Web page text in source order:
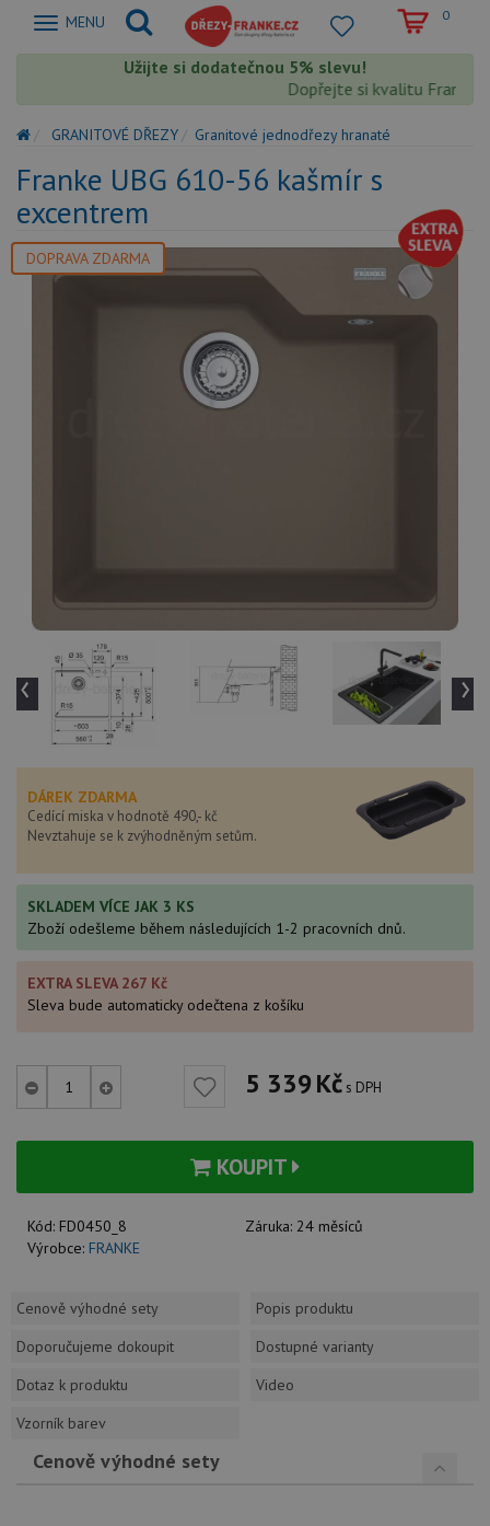
Zobrazit
MENU 0
Užijte si dodatečnou 5% slevu!
Dopřejte si kvalitu Franke s
GRANITOVÉ DŘEZY Granitové jednodřezy hranaté
Franke UBG 610-56 kašmír s
excentrem
DOPRAVA ZDARMA
‹ ›
DÁREK ZDARMA
Cedící miska v hodnotě 490,- kč
Nevztahuje se k zvýhodněným setům.
SKLADEM VÍCE JAK 3 KS
Zboží odešleme během následujících 1-2 pracovních dnů.
EXTRA SLEVA 267 Kč
Sleva bude automaticky odečtena z košíku
5 339Kč s DPH
KOUPIT
Kód: FD0450_8 Záruka: 24 měsíců
Výrobce: FRANKE
Cenově výhodné sety
Popis produktu
Doporučujeme dokoupit
Dostupné varianty
Dotaz k produktu
Video
Vzorník barev
Cenově výhodné sety